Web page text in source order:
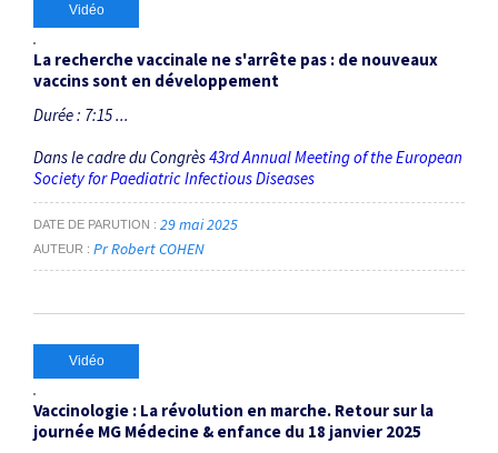
Vidéo
La recherche vaccinale ne s'arrête pas : de nouveaux
vaccins sont en développement
Durée : 7:15 ...
Dans le cadre du Congrès43rd Annual Meeting of the European
Society for Paediatric Infectious Diseases
DATE DE PARUTION 29 mai 2025
AUTEUR Pr Robert COHEN
Vidéo
Vaccinologie : La révolution en marche. Retour sur la
journée MG Médecine & enfance du 18 janvier 2025